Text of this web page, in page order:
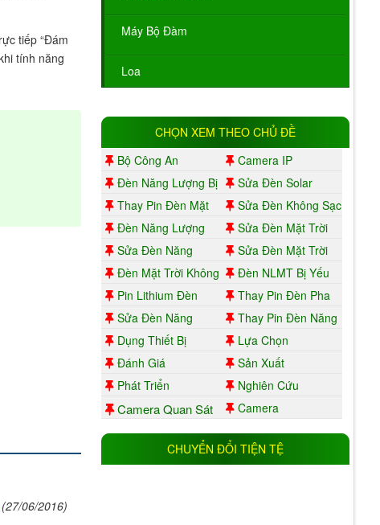
tiếp “Đám
tính năng
(27/06/2016)
Máy Bộ Đàm
Loa
CHỌN XEM THEO CHỦ ĐỀ
Bộ Công An
Camera IP
Đèn Năng Lượng Bị
Lỗi
Sửa Đèn Solar
Không Sáng
Thay Pin Đèn Mặt
Trời Tân Hoà
Sửa Đèn Không Sạc
Đèn Năng Lượng
Không Sáng
Sửa Đèn Mặt Trời
Phú Mỹ
Sửa Đèn Năng
Lượng Mặt Trời Tại Tân
Hoà
Sửa Đèn Mặt Trời
Không Sáng
Đèn Mặt Trời Không
Sạc
Đèn NLMT Bị Yếu
Sáng
Pin Lithium Đèn
Năng Lượng Mặt Trời
Thay Pin Đèn Pha
NLMT
Sửa Đèn Năng
Lượng Mặt Trời
Thay Pin Đèn Năng
Lượng Mặt Trời
Dụng Thiết Bị
Camera
Lựa Chọn
Đánh Giá
Sản Xuất
Phát Triển
Nghiên Cứu
Camera Quan Sát Camera
CHUYỂN ĐỔI TIỆN TỆ